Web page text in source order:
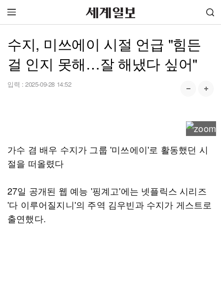
수지, 미쓰에이 시절 언급 "힘든
걸 인지 못해…잘 해냈다 싶어"
입력 : 2025-09-28 14:52
가수 겸 배우 수지가 그룹 '미쓰에이'로 활동했던 시
절을 떠올렸다
27일 공개된 웹 예능 '핑계고'에는 넷플릭스 시리즈
'다 이루어질지니'의 주역 김우빈과 수지가 게스트로
출연했다.